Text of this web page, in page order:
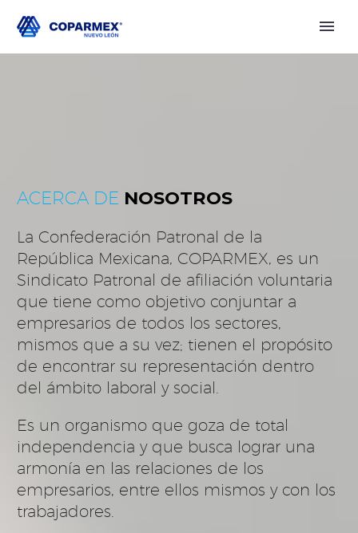
ACERCA DE NOSOTROS
La Confederación Patronal de la
República Mexicana, COPARMEX, es un
Sindicato Patronal de afiliación voluntaria
que tiene como objetivo conjuntar a
empresarios de todos los sectores,
mismos que a su vez; tienen el propósito
de encontrar su representación dentro
del ámbito laboral y social.
Es un organismo que goza de total
independencia y que busca lograr una
armonía en las relaciones de los
empresarios, entre ellos mismos y con los
trabajadores.